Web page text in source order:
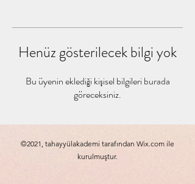
Henüz gösterilecek bilgi yok
Bu üyenin eklediği kişisel bilgileri burada
göreceksiniz.
©2021, tahayyülakademi tarafından Wix.com ile
kurulmuştur.